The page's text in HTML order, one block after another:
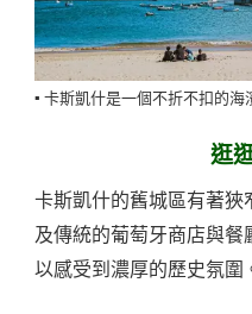
▪️ 卡斯凱什是一個不折不扣的海
逛
卡斯凱什的舊城區有著狹
及傳統的葡萄牙商店與
以感受到濃厚的歷史氛圍